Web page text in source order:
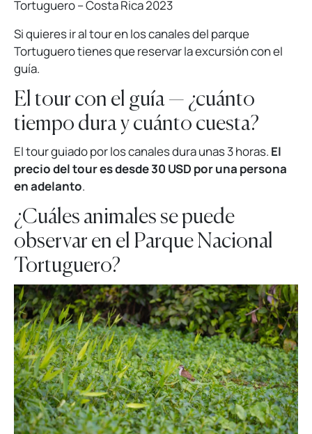
Tortuguero – Costa Rica 2023
Si quieres ir al tour en los canales del parque
Tortuguero tienes que reservar la excursión con el
guía.
El tour con el guía — ¿cuánto
tiempo dura y cuánto cuesta?
El tour guiado por los canales dura unas 3 horas. El
precio del tour es desde 30 USD por una persona
en adelanto.
¿Cuáles animales se puede
observar en el Parque Nacional
Tortuguero?